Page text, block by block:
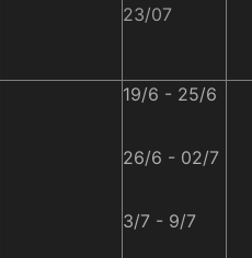
23/07
19/6 - 25/6
26/6 - 02/7
3/7 - 9/7